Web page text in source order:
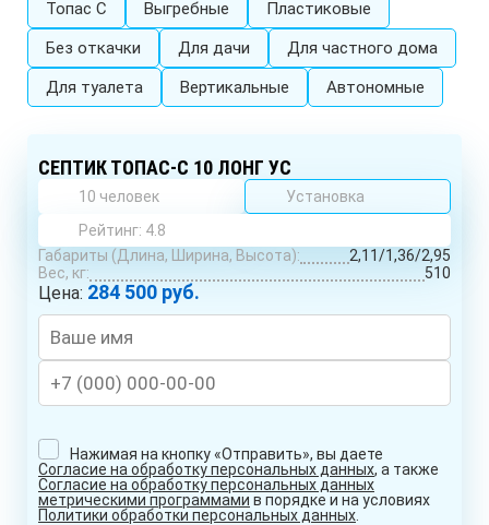
Топас C Выгребные
Пластиковые
Без откачки
Для дачи
Для частного дома
Для туалета
Вертикальные Автономные
СЕПТИК ТОПАС-С 10 ЛОНГ УС
10 человек
Установка
Рейтинг: 4.8
Габариты (Длина, Ширина, Высота):
2,11/1,36/2,95
Вес, кг:
510
Цена: 284 500 руб.
Нажимая на кнопку «Отправить», вы даете
Согласие на обработку персональных данных, а также
Согласие на обработку персональных данных
метрическими программами в порядке и на условиях
Политики обработки персональных данных